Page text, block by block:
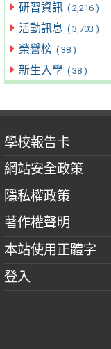
研習資訊 ( 2,216 )
活動訊息 ( 3,703 )
榮譽榜 ( 38 )
新生入學 ( 38 )
學校報告卡
網站安全政策
隱私權政策
著作權聲明
本站使用正體字
登入